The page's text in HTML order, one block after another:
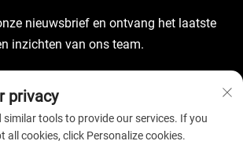
nieuwsbrief en ontvang het laatste
inzichten van ons team.
privacy
similar tools to provide our services. If you
all cookies, click Personalize cookies.